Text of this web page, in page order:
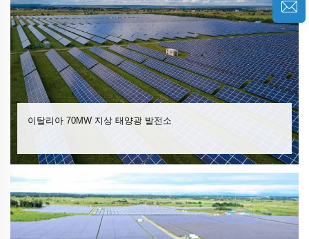
이탈리아 70MW 지상 태양광 발전소